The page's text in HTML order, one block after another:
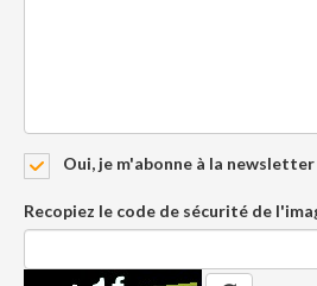
Oui, je m'abonne à la
Recopiez le code de sécurité de